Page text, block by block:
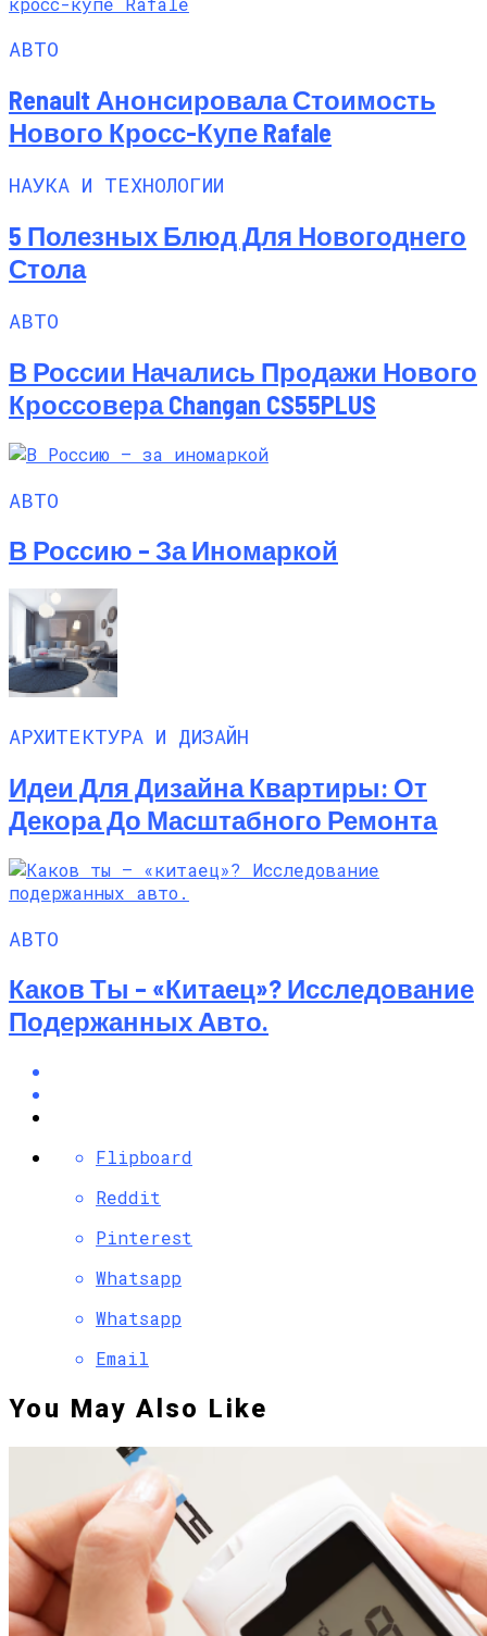
АВТО
Renault Анонсировала Стоимость
Нового Кросс-Купе Rafale
НАУКА И ТЕХНОЛОГИИ
5 Полезных Блюд Для Новогоднего
Стола
АВТО
В России Начались Продажи Нового
Кроссовера Changan CS55PLUS
АВТО
В Россию – За Иномаркой
АРХИТЕКТУРА И ДИЗАЙН
Идеи Для Дизайна Квартиры: От
Декора До Масштабного Ремонта
АВТО
Каков Ты – «китаец»? Исследование
Подержанных Авто.
Flipboard
Reddit
Pinterest
Whatsapp
Whatsapp
Email
You May Also Like